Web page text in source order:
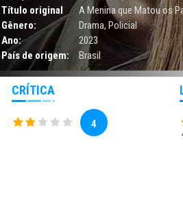
Título original
A Menina que Matou os
Gênero:
Drama,Policial
Ano:
2023
País de origem:
Brasil
CRÍTICA
4